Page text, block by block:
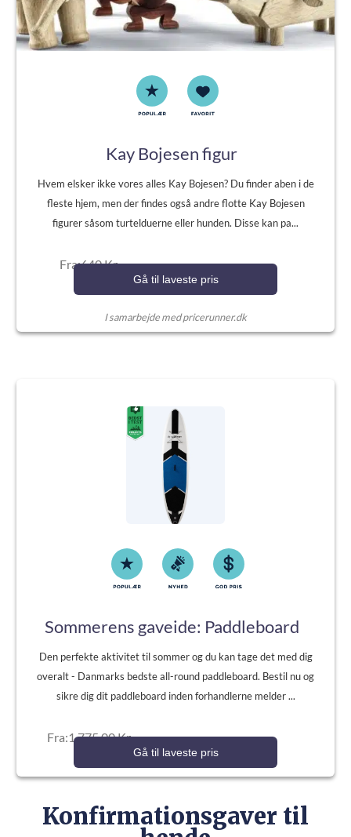
Kay Bojesen figur
Hvem elsker ikke vores alles Kay Bojesen? Du finder aben i de
fleste hjem, men der findes også andre flotte Kay Bojesen
figurer såsom turtelduerne eller hunden. Disse kan pa...
Fra:640 Kr.
Gå til laveste pris
I samarbejde med pricerunner.dk
Sommerens gaveide: Paddleboard
Den perfekte aktivitet til sommer og du kan tage det med dig
overalt - Danmarks bedste all-round paddleboard. Bestil nu og
sikre dig dit paddleboard inden forhandlerne melder ...
Fra:1.775,00 Kr.
Gå til laveste pris
Konfirmationsgaver til